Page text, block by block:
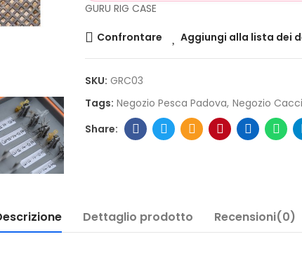
GURU RIG CASE
Confrontare Aggiungi alla lista dei
SKU: GRC03
Tags: Negozio Pesca Padova Negozio
Dettaglio prodotto Recensioni(0)